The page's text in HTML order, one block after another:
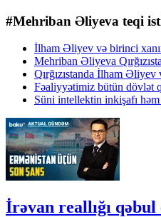
#Mehriban Əliyeva teqi
İlham Əliyev və birinci
Mehriban Əliyeva
Qırğızıstanda İlham
Fəaliyyətimiz bütün dövlət
Süni intellektin inkişafı
İrəvan reallığı